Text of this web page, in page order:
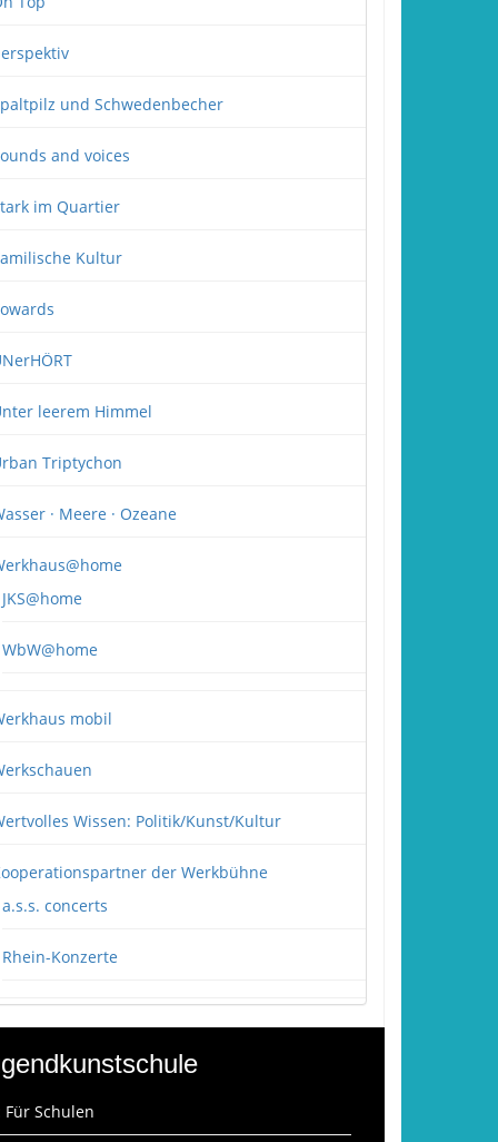
und Schwedenbecher
and voices
im Quartier
Kultur
leerem Himmel
Triptychon
· Meere · Ozeane
JKS@home
WbW@home
mobil
Wissen: Politik/Kunst/Kultur
der Werkbühne
a.s.s. concerts
Rhein-Konzerte
Für Schulen